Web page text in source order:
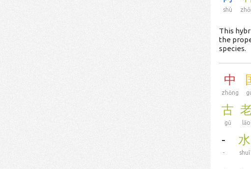
shù
This
the
species.
中
zhōng
古
gǔ lǎo
-
-
水
shuǐ